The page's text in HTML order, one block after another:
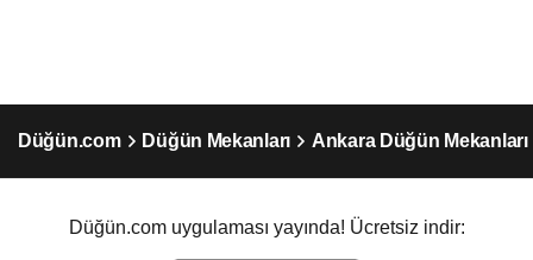
Düğün.com Düğün Mekanları Ankara Düğün Mekanları
Düğün.com uygulaması yayında! Ücretsiz indir: